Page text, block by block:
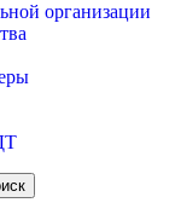
организации